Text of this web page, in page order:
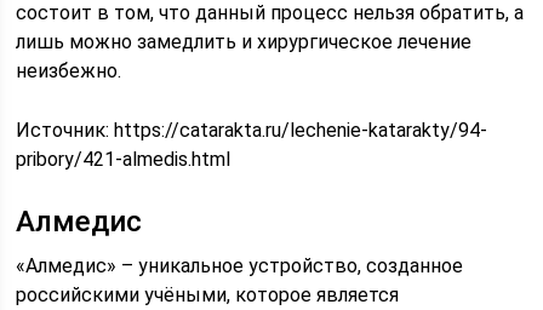
состоит в том, что данный процесс нельзя обратить, а
лишь можно замедлить и хирургическое лечение
неизбежно.
Источник:https://catarakta.ru/lechenie-katarakty/94-
pribory/421-almedis.html
Алмедис
«Алмедис» – уникальное устройство, созданное
российскими учёными, которое является